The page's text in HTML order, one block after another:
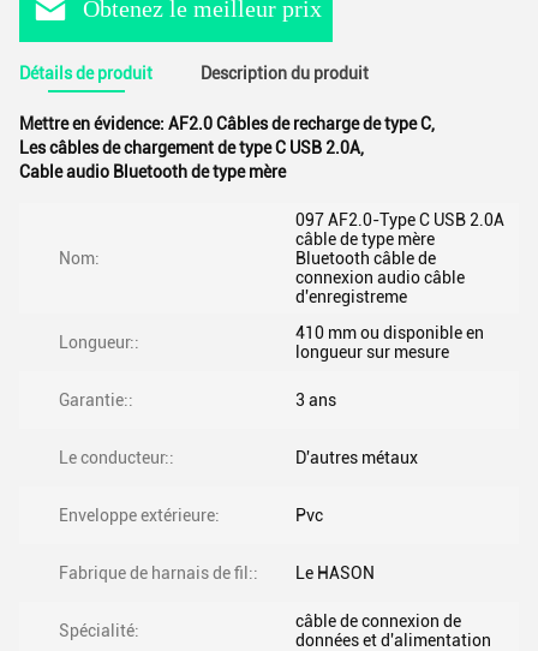
Obtenez le meilleur prix
Détails de produit Description du produit
Mettre en évidence: AF2.0 Câbles de recharge de type C,
Les câbles de chargement de type C USB 2.0A,
Cable audio Bluetooth de type mère
Nom:
097 AF2.0-Type C USB 2.0A
câble de type mère
Bluetooth câble de
connexion audio câble
d'enregistreme
Longueur::
410 mm ou disponible en
longueur sur mesure
Garantie:: 3 ans
Le conducteur:: D'autres métaux
Enveloppe extérieure: Pvc
Fabrique de harnais de fil:: Le HASON
Spécialité:
câble de connexion de
données et d'alimentation